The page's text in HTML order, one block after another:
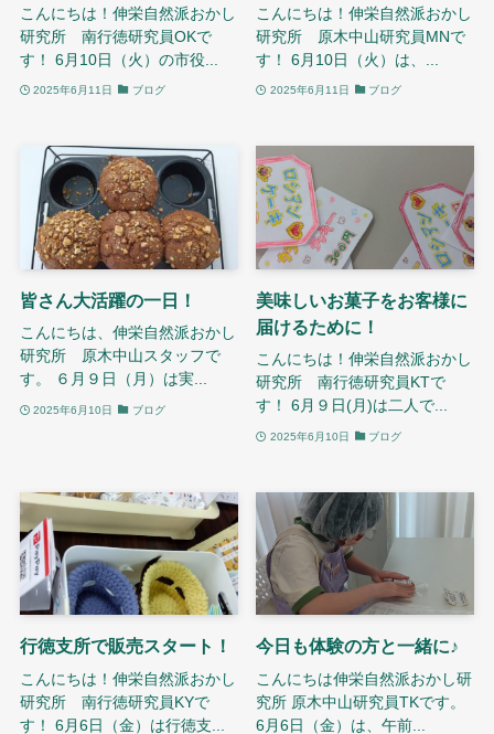
こんにちは！伸栄自然派おかし
研究所 南行徳研究員OKで
す！ 6月10日（火）の市役...
2025年6月11日 ブログ
こんにちは！伸栄自然派おかし
研究所 原木中山研究員MNで
す！ 6月10日（火）は、...
2025年6月11日 ブログ
皆さん大活躍の一日！
こんにちは、伸栄自然派おかし
研究所 原木中山スタッフで
す。 ６月９日（月）は実...
2025年6月10日 ブログ
美味しいお菓子をお客様に
届けるために！
こんにちは！伸栄自然派おかし
研究所 南行徳研究員KTで
す！ 6月９日(月)は二人で...
2025年6月10日 ブログ
行徳支所で販売スタート！
こんにちは！伸栄自然派おかし
研究所 南行徳研究員KYで
す！ 6月6日（金）は行徳支...
今日も体験の方と一緒に♪
こんにちは伸栄自然派おかし研
究所 原木中山研究員TKです。
6月6日（金）は、午前...